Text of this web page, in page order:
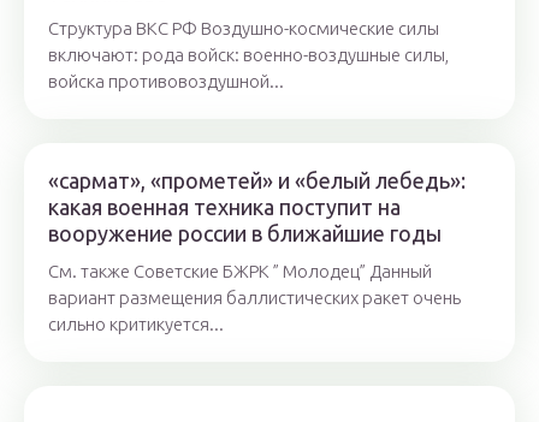
Структура ВКС РФ Воздушно-космические силы
включают: рода войск: военно-воздушные силы,
войска противовоздушной...
«сармат», «прометей» и «белый лебедь»:
какая военная техника поступит на
вооружение россии в ближайшие годы
См. также Советские БЖРК ” Молодец” Данный
вариант размещения баллистических ракет очень
сильно критикуется...